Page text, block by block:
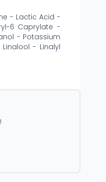
- Lactic Acid -
6 Caprylate -
- Potassium
- Linalyl